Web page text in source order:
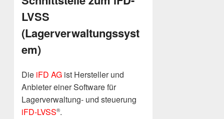
LVSS
(Lagerverwaltungssyst
em)
Die iFD AGist Hersteller und
Anbieter einer Software für
Lagerverwaltung- und steuerung
iFD-LVSS®.